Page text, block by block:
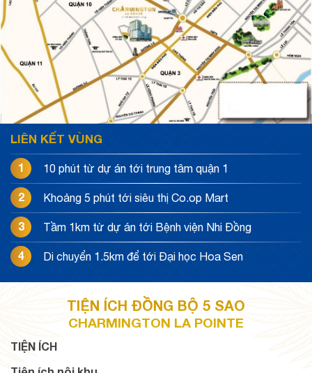
LIÊN KẾT VÙNG
1 10 phút từ dự án tới trung tâm quận 1
2 Khoảng 5 phút tới siêu thị Co.op Mart
3 Tầm 1km từ dự án tới Bệnh viện Nhi Đồng
4 Di chuyển 1.5km để tới Đại học Hoa Sen
TIỆN ÍCH ĐỒNG BỘ 5 SAO
CHARMINGTON LA POINTE
TIỆN ÍCH